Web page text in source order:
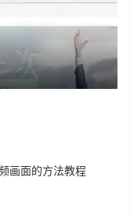
画面的方法教程